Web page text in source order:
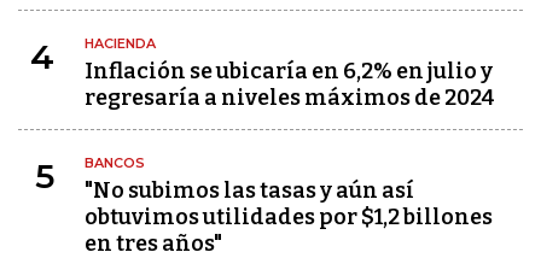
4 HACIENDA
Inflación se ubicaría en 6,2% en julio y
regresaría a niveles máximos de 2024
5 BANCOS
"No subimos las tasas y aún así
obtuvimos utilidades por $1,2 billones
en tres años"